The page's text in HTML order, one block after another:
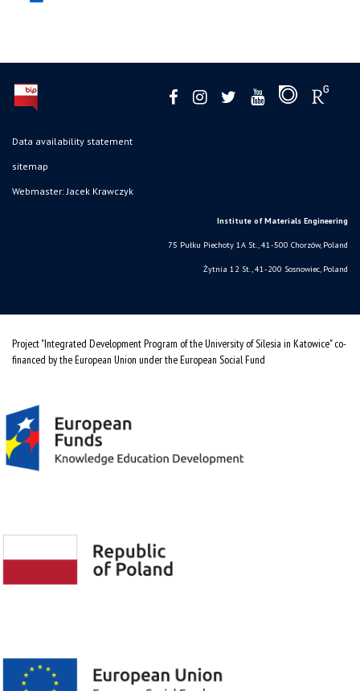
Data availability statement
sitemap
Webmaster: Jacek Krawczyk
Institute of Materials Engineering
75 Pułku Piechoty 1A St., 41-500 Chorzów, Poland
Żytnia 12 St., 41-200 Sosnowiec, Poland
Project "Integrated Development Program of the University of Silesia in Katowice" co-
financed by the European Union under the European Social Fund